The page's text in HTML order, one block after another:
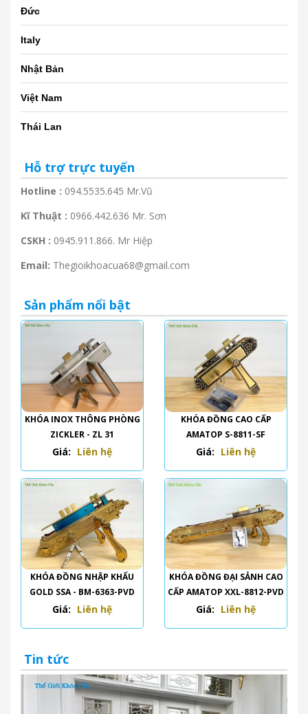
Đức
Italy
Nhật Bản
Việt Nam
Thái Lan
Hỗ trợ trực tuyến
Hotline : 094.5535.645 Mr.Vũ
Kĩ Thuật : 0966.442.636 Mr. Sơn
CSKH : 0945.911.866. Mr Hiệp
Email: Thegioikhoacua68@gmail.com
Sản phẩm nổi bật
KHÓA INOX THÔNG PHÒNG
ZICKLER - ZL 31
Giá: Liên hệ
KHÓA ĐỒNG CAO CẤP
AMATOP S-8811-SF
Giá: Liên hệ
KHÓA ĐỒNG NHẬP KHẨU
GOLD SSA - BM-6363-PVD
Giá: Liên hệ
KHÓA ĐỒNG ĐẠI SẢNH CAO
CẤP AMATOP XXL-8812-PVD
Giá: Liên hệ
Tin tức